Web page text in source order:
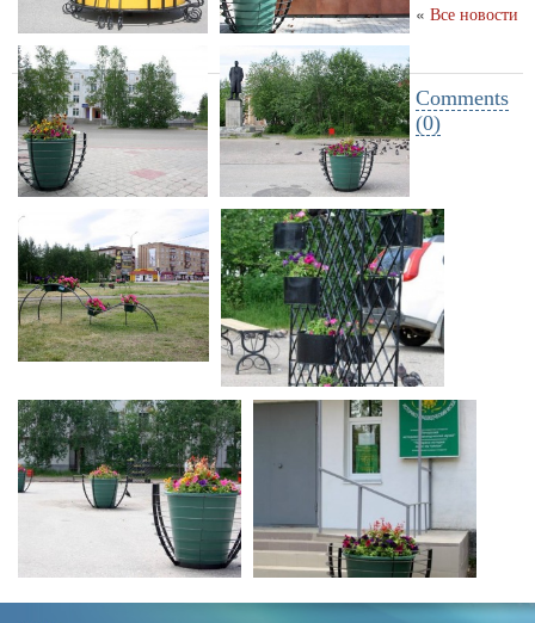
« Все новости
Comments
(0)